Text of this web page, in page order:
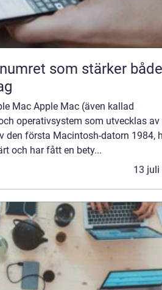
som stärker både
Mac Apple Mac (även kallad
operativsystem som utvecklas av
den första Macintosh-datorn 1984,
och har fått en bety...
13 juli